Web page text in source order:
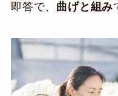
即答で、 曲げと組み